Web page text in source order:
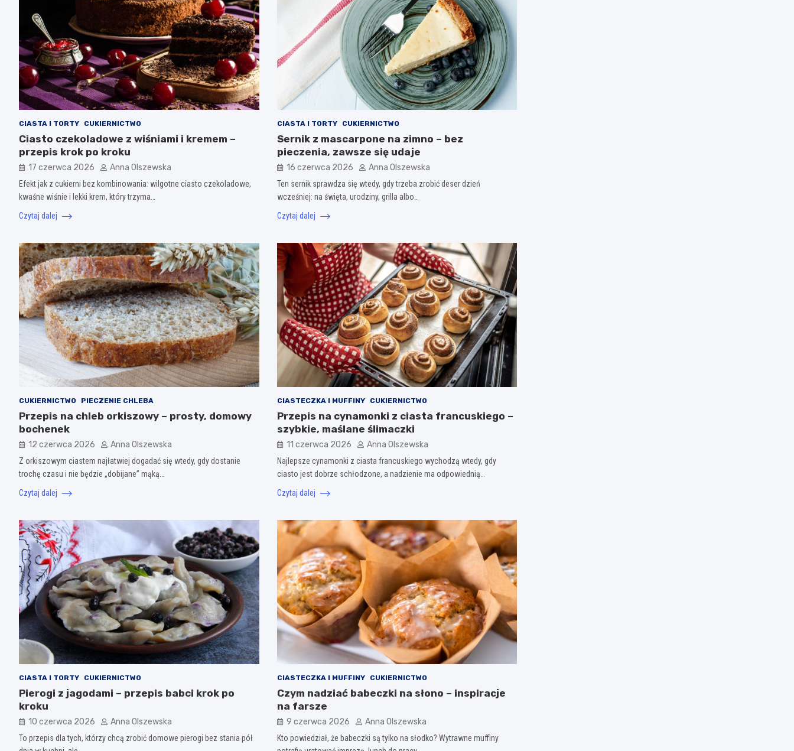
CIASTA I TORTY CUKIERNICTWO
Ciasto czekoladowe z wiśniami i kremem –
przepis krok po kroku
17 czerwca 2026 Anna Olszewska
Efekt jak z cukierni bez kombinowania: wilgotne ciasto czekoladowe,
kwaśne wiśnie i lekki krem, który trzyma…
Czytaj dalej
CIASTA I TORTY CUKIERNICTWO
Sernik z mascarpone na zimno – bez
pieczenia, zawsze się udaje
16 czerwca 2026 Anna Olszewska
Ten sernik sprawdza się wtedy, gdy trzeba zrobić deser dzień
wcześniej: na święta, urodziny, grilla albo…
Czytaj dalej
CUKIERNICTWO PIECZENIE CHLEBA
Przepis na chleb orkiszowy – prosty, domowy
bochenek
12 czerwca 2026 Anna Olszewska
Z orkiszowym ciastem najłatwiej dogadać się wtedy, gdy dostanie
trochę czasu i nie będzie „dobijane” mąką…
Czytaj dalej
CIASTECZKA I MUFFINY CUKIERNICTWO
Przepis na cynamonki z ciasta francuskiego –
szybkie, maślane ślimaczki
11 czerwca 2026 Anna Olszewska
Najlepsze cynamonki z ciasta francuskiego wychodzą wtedy, gdy
ciasto jest dobrze schłodzone, a nadzienie ma odpowiednią…
Czytaj dalej
CIASTA I TORTY CUKIERNICTWO
Pierogi z jagodami – przepis babci krok po
kroku
10 czerwca 2026 Anna Olszewska
To przepis dla tych, którzy chcą zrobić domowe pierogi bez stania pół
CIASTECZKA I MUFFINY CUKIERNICTWO
Czym nadziać babeczki na słono – inspiracje
na farsze
9 czerwca 2026 Anna Olszewska
Kto powiedział, że babeczki są tylko na słodko? Wytrawne muffiny